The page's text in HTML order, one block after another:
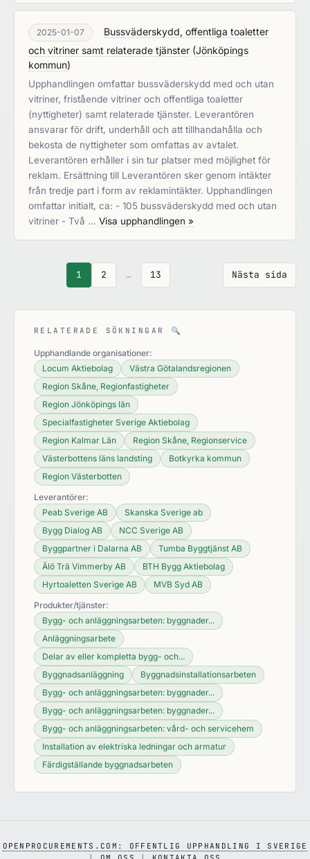
2025-01-07
Bussväderskydd, offentliga toaletter
och vitriner samt relaterade tjänster (Jönköpings
kommun)
Upphandlingen omfattar bussväderskydd med och utan
vitriner, fristående vitriner och offentliga toaletter
(nyttigheter) samt relaterade tjänster. Leverantören
ansvarar för drift, underhåll och att tillhandahålla och
bekosta de nyttigheter som omfattas av avtalet.
Leverantören erhåller i sin tur platser med möjlighet för
reklam. Ersättning till Leverantören sker genom intäkter
från tredje part i form av reklamintäkter. Upphandlingen
omfattar initialt, ca: - 105 bussväderskydd med och utan
vitriner - Två … Visa upphandlingen »
Nästa sida
1 2 … 13
RELATERADE SÖKNINGAR 🔍
Upphandlande organisationer:
Locum Aktiebolag
Västra Götalandsregionen
Region Skåne, Regionfastigheter
Region Jönköpings län
Specialfastigheter Sverige Aktiebolag
Region Kalmar Län
Region Skåne, Regionservice
Västerbottens läns landsting
Botkyrka kommun
Region Västerbotten
Leverantörer:
Peab Sverige AB
Skanska Sverige ab
Bygg Dialog AB
NCC Sverige AB
Byggpartner i Dalarna AB
Tumba Byggtjänst AB
Älö Trä Vimmerby AB
BTH Bygg Aktiebolag
Hyrtoaletten Sverige AB
MVB Syd AB
Produkter/tjänster:
Bygg- och anläggningsarbeten: byggnader...
Anläggningsarbete
Delar av eller kompletta bygg- och...
Byggnadsanläggning
Byggnadsinstallationsarbeten
Bygg- och anläggningsarbeten: byggnader...
Bygg- och anläggningsarbeten: byggnader...
Bygg- och anläggningsarbeten: vård- och servicehem
Installation av elektriska ledningar och armatur
Färdigställande byggnadsarbeten
OPENPROCUREMENTS.COM: OFFENTLIG UPPHANDLING I SVERIGE